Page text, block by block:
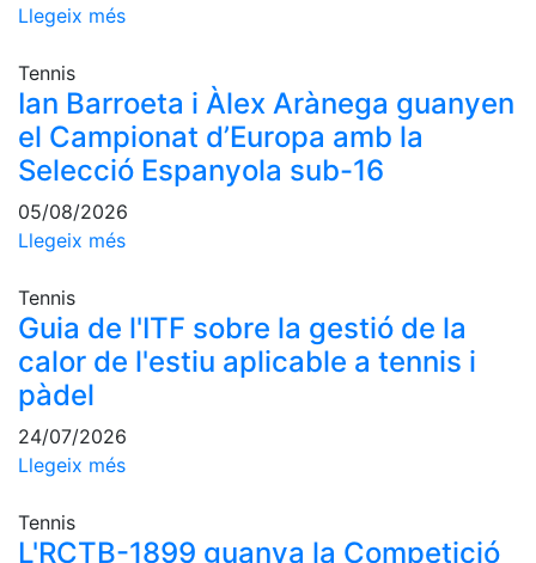
Llegendes
professionals
Competicions
Campionat
Social de
Tennis
Quadres
d'Honor
Històric
del
Campionat
Social
Fotos
Normativa
Llegeix més
Tennis
Ian Barroeta i Àlex Arànega guanyen
el Campionat d’Europa amb la
Selecció Espanyola sub-16
05/08/2026
Llegeix més
Tennis
Guia de l'ITF sobre la gestió de la
calor de l'estiu aplicable a tennis i
pàdel
24/07/2026
Llegeix més
Tennis
L'RCTB-1899 guanya la Competició